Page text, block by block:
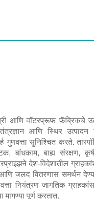
आणि वॉटरप्रूफ फॅब्रिकचे
आणि स्थिर उत्पादन
गुणवत्ता सुनिश्चित करते.
बांधकाम, बाह्य
देश-विदेशातील
जलद वितरणास समर्थन
नियंत्रण जागतिक
मागण्या पूर्ण करतात.